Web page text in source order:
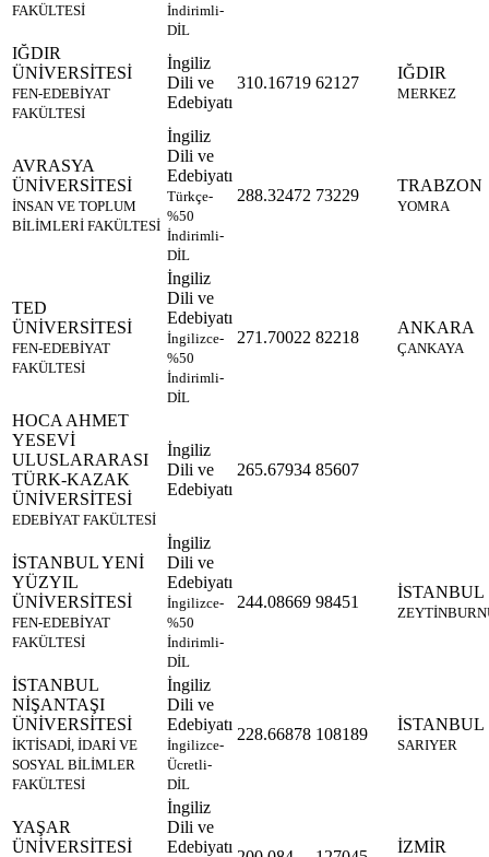
FAKÜLTESİ
İndirimli-
DİL
IĞDIR
ÜNİVERSİTESİ
FEN-EDEBİYAT
FAKÜLTESİ
İngiliz
Dili ve
Edebiyatı
310.16719 62127
IĞDIR
MERKEZ
AVRASYA
ÜNİVERSİTESİ
İNSAN VE TOPLUM
BİLİMLERİ FAKÜLTESİ
İngiliz
Dili ve
Edebiyatı
Türkçe-
%50
İndirimli-
DİL
288.32472 73229
TRABZON
YOMRA
TED
ÜNİVERSİTESİ
FEN-EDEBİYAT
FAKÜLTESİ
İngiliz
Dili ve
Edebiyatı
İngilizce-
%50
İndirimli-
DİL
271.70022 82218
ANKARA
ÇANKAYA
HOCA AHMET
YESEVİ
ULUSLARARASI
TÜRK-KAZAK
ÜNİVERSİTESİ
EDEBİYAT FAKÜLTESİ
İngiliz
Dili ve
Edebiyatı
265.67934 85607
İSTANBUL YENİ
YÜZYIL
ÜNİVERSİTESİ
FEN-EDEBİYAT
FAKÜLTESİ
İngiliz
Dili ve
Edebiyatı
İngilizce-
%50
İndirimli-
DİL
244.08669 98451
İSTANBUL
İSTANBUL
NİŞANTAŞI
ÜNİVERSİTESİ
İKTİSADİ, İDARİ VE
SOSYAL BİLİMLER
FAKÜLTESİ
İngiliz
Dili ve
Edebiyatı
İngilizce-
Ücretli-
DİL
228.66878 108189
İSTANBUL
SARIYER
YAŞAR
ÜNİVERSİTESİ
İngiliz
Dili ve
Edebiyatı
İZMİR